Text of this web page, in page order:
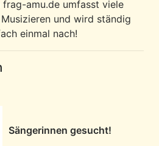
amu.de umfasst viele
und wird ständig
einmal nach!
Sängerinnen gesucht!